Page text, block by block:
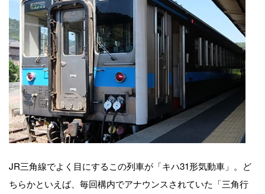
JR三角線でよく目にするこの列車が「キハ31形気動車」。ど
ちらかといえば、毎回構内でアナウンスされていた「三角行